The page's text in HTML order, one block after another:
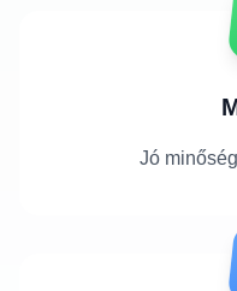
Jó